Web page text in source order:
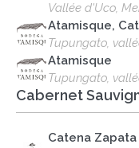
Vallée d'Uco,
Atamisque,
Tupungato,
Atamisque
Tupungato,
Cabernet
Catena